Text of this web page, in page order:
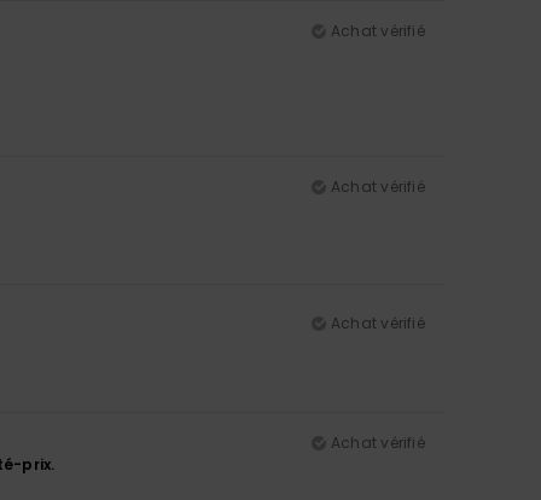
Achat vérifié
Achat vérifié
Achat vérifié
Achat vérifié
prix.